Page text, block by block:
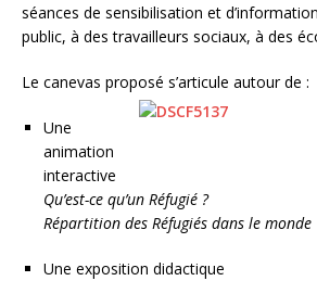
séances de sensibilisation et
public, à des travailleurs sociaux, à des
Le canevas proposé s’articule autour de :
Une
animation
interactive
Qu’est-ce qu’un Réfugié ?
Répartition des Réfugiés dans le monde
Une exposition didactique